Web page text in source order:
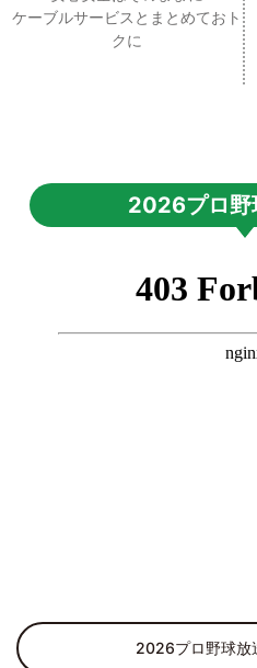
ケーブルサービスとまとめておト
クに
2026プロ野
2026プロ野球放